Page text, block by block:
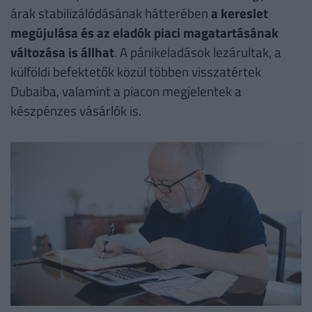
árak stabilizálódásának hátterébena kereslet
megújulása és az eladók piaci magatartásának
változása is állhat. A pánikeladások lezárultak, a
külföldi befektetők közül többen visszatértek
Dubaiba, valamint a piacon megjelentek a
készpénzes vásárlók is.